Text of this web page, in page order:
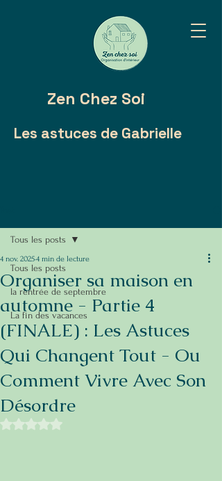
Zen Chez Soi
Les astuces de Gabrielle
Tous les posts
la rentrée de septembre
La fin des vacances
Tous les posts
Organiser sa maison en
automne - Partie 4
(FINALE) : Les Astuces
Qui Changent Tout - Ou
Comment Vivre Avec Son
Désordre
4 nov. 20254 min de lecture
Noté NaN étoiles sur 5.